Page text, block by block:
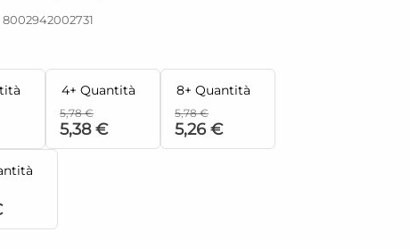
8002942002731
4+ Quantità
5,78 €
5,38 €
8+ Quantità
5,78 €
5,26 €